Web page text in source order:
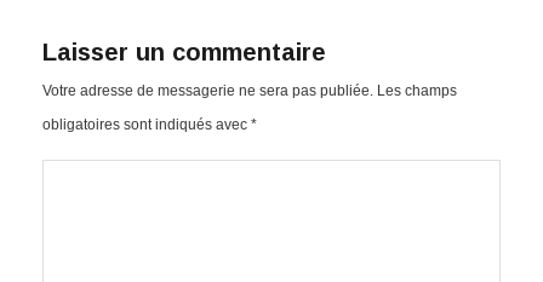
Laisser un commentaire
Votre adresse de messagerie ne sera pas publiée. Les champs
obligatoires sont indiqués avec *